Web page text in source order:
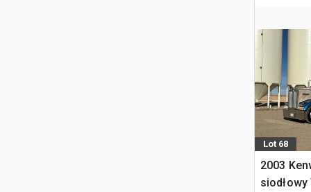
Lot 68
2003